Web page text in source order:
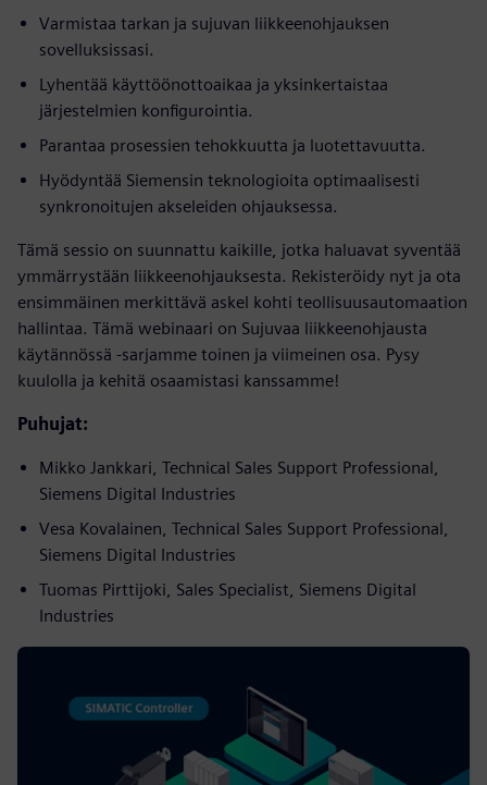
Varmistaa tarkan ja sujuvan liikkeenohjauksen
sovelluksissasi.
Lyhentää käyttöönottoaikaa ja yksinkertaistaa
järjestelmien konfigurointia.
Parantaa prosessien tehokkuutta ja luotettavuutta.
Hyödyntää Siemensin teknologioita optimaalisesti
synkronoitujen akseleiden ohjauksessa.
Tämä sessio on suunnattu kaikille, jotka haluavat syventää
ymmärrystään liikkeenohjauksesta. Rekisteröidy nyt ja ota
ensimmäinen merkittävä askel kohti teollisuusautomaation
hallintaa. Tämä webinaari on Sujuvaa liikkeenohjausta
käytännössä -sarjamme toinen ja viimeinen osa. Pysy
kuulolla ja kehitä osaamistasi kanssamme!
Puhujat:
Mikko Jankkari, Technical Sales Support Professional,
Siemens Digital Industries
Vesa Kovalainen, Technical Sales Support Professional,
Siemens Digital Industries
Tuomas Pirttijoki, Sales Specialist, Siemens Digital
Industries